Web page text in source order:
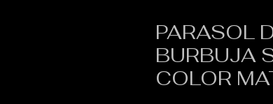
PARASOL
BURBUJA
COLOR